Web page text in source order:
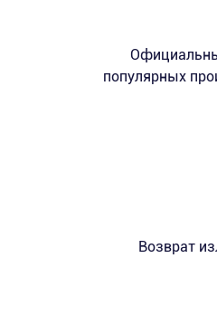
популярных
Возврат